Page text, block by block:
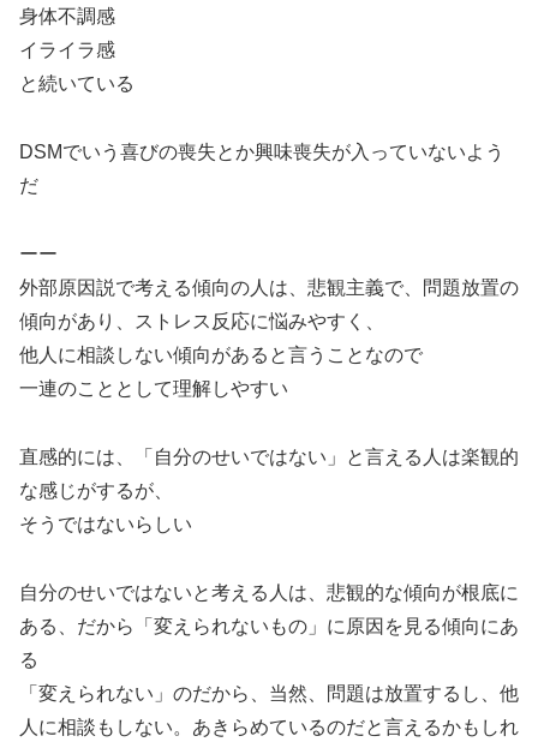
身体不調感
イライラ感
と続いている
DSMでいう喜びの喪失とか興味喪失が入っていないよう
だ
ーー
外部原因説で考える傾向の人は、悲観主義で、問題放置の
傾向があり、ストレス反応に悩みやすく、
他人に相談しない傾向があると言うことなので
一連のこととして理解しやすい
直感的には、「自分のせいではない」と言える人は楽観的
な感じがするが、
そうではないらしい
自分のせいではないと考える人は、悲観的な傾向が根底に
ある、だから「変えられないもの」に原因を見る傾向にあ
る
「変えられない」のだから、当然、問題は放置するし、他
人に相談もしない。あきらめているのだと言えるかもしれ